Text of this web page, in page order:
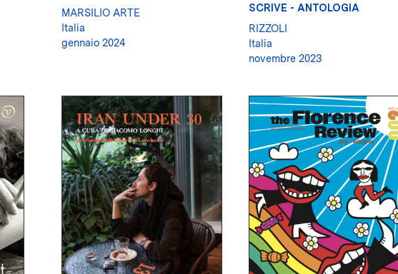
MARSILIO ARTE
Italia
gennaio 2024
SCRIVE - ANTOLOGIA
RIZZOLI
Italia
novembre 2023